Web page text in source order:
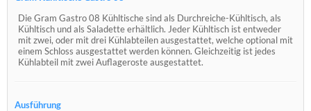
Die Gram Gastro 08 Kühltische sind als Durchreiche-Kühltisch, als
Kühltisch und als Saladette erhältlich. Jeder Kühltisch ist entweder
mit zwei, oder mit drei Kühlabteilen ausgestattet, welche optional mit
einem Schloss ausgestattet werden können. Gleichzeitig ist jedes
Kühlabteil mit zwei Auflageroste ausgestattet.
Ausführung